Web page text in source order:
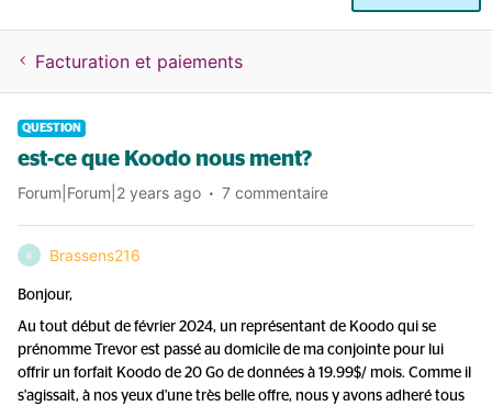
Facturation et paiements
QUESTION
est-ce que Koodo nous ment?
Forum|Forum|2 years ago 7 commentaire
B Brassens216
Bonjour,
Au tout début de février 2024, un représentant de Koodo qui se
prénomme Trevor est passé au domicile de ma conjointe pour lui
offrir un forfait Koodo de 20 Go de données à 19.99$/ mois. Comme il
s'agissait, à nos yeux d'une très belle offre, nous y avons adheré tous